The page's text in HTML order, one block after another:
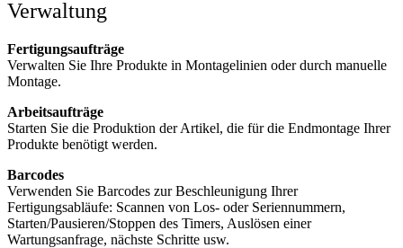
Verwaltung
Fertigungsaufträge
Verwalten Sie Ihre Produkte in Montagelinien oder durch manuelle
Montage.
Arbeitsaufträge
Starten Sie die Produktion der Artikel, die für die Endmontage Ihrer
Produkte benötigt werden.
Barcodes
Verwenden Sie Barcodes zur Beschleunigung Ihrer
Fertigungsabläufe: Scannen von Los- oder Seriennummern,
Starten/Pausieren/Stoppen des Timers, Auslösen einer
Wartungsanfrage, nächste Schritte usw.